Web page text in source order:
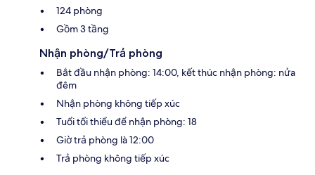
124 phòng
Gồm 3 tầng
Nhận phòng/Trả phòng
Bắt đầu nhận phòng: 14:00, kết thúc nhận phòng: nửa
đêm
Nhận phòng không tiếp xúc
Tuổi tối thiểu để nhận phòng: 18
Giờ trả phòng là 12:00
Trả phòng không tiếp xúc